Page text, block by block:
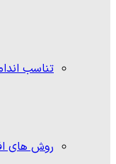
تناسب
روش های